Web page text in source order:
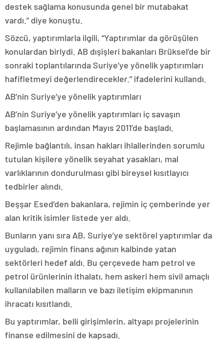
destek sağlama konusunda genel bir mutabakat
vardı.” diye konuştu.
Sözcü, yaptırımlarla ilgili, “Yaptırımlar da görüşülen
konulardan biriydi. AB dışişleri bakanları Brüksel’de bir
sonraki toplantılarında Suriye’ye yönelik yaptırımları
hafifletmeyi değerlendirecekler.” ifadelerini kullandı.
AB’nin Suriye’ye yönelik yaptırımları
AB’nin Suriye’ye yönelik yaptırımları iç savaşın
başlamasının ardından Mayıs 2011’de başladı.
Rejimle bağlantılı, insan hakları ihlallerinden sorumlu
tutulan kişilere yönelik seyahat yasakları, mal
varlıklarının dondurulması gibi bireysel kısıtlayıcı
tedbirler alındı.
Beşşar Esed’den bakanlara, rejimin iç çemberinde yer
alan kritik isimler listede yer aldı.
Bunların yanı sıra AB, Suriye’ye sektörel yaptırımlar da
uyguladı, rejimin finans ağının kalbinde yatan
sektörleri hedef aldı. Bu çerçevede ham petrol ve
petrol ürünlerinin ithalatı, hem askeri hem sivil amaçlı
kullanılabilen malların ve bazı iletişim ekipmanının
ihracatı kısıtlandı.
Bu yaptırımlar, belli girişimlerin, altyapı projelerinin
finanse edilmesini de kapsadı.